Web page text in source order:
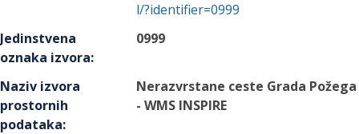
l/?identifier=0999
Jedinstvena
oznaka izvora:
0999
Naziv izvora
prostornih
podataka:
Nerazvrstane ceste Grada Požega
- WMS INSPIRE